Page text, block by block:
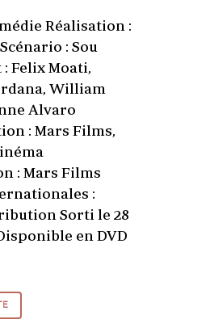
Réalisation :
: Sou
: Felix Moati,
William
Alvaro
: Mars Films,
: Mars Films
:
Sorti le 28
en DVD